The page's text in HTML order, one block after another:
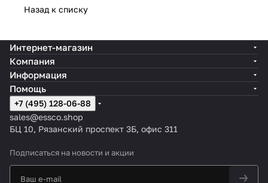
Назад к списку
Интернет-магазин
Компания
Информация
Помощь
+7 (495) 128-06-88
sales@essco.shop
БЦ 10, Рязанский проспект 3Б, офис 311
Подписаться на новости и акции